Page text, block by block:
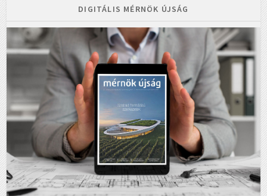
DIGITÁLIS MÉRNÖK ÚJSÁG